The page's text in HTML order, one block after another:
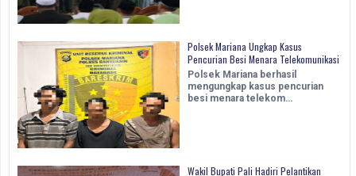
Polsek Mariana Ungkap Kasus
Pencurian Besi Menara Telekomunikasi
Polsek Mariana berhasil
mengungkap kasus pencurian
besi menara telekom…
Wakil Bupati Pali Hadiri Pelantikan